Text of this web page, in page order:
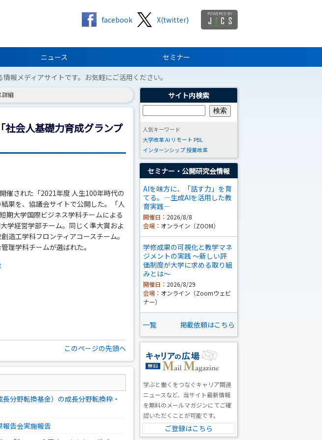
X(twitter)
facebook
ニュース セミナー
報メディアサイトです。お気軽にご活用ください。
詳細
会人基礎力育成グランプ
催された「2021年度 人生100年時代の
果を、協議会サイトで公開した。「人
期大学国際ビジネス学科チームによる
学経営学部チーム。同じく準大賞およ
造工学科フロンティアコースチーム。
理学科チームが選ばれた。
このページの先頭へ
分野転換基金）の成長分野転換枠・
告会実施報告
サイト内検索
人気キーワード
大学改革AI リモート PBL
インターンシップ授業改革
セミナー・公開研究会情報
AIを味方に、「話す力」を育
てる。―生成AIを活用した教
育実践―
開催日： 2026/8/8
会場： オンライン（ZOOM）
学修成果の可視化と教学マネ
ジメントの実践 ～新しい評
価制度が大学に求める取り組
みとは～
開催日： 2026/8/29
会場： オンライン（Zoomウェビ
ナー）
一覧 掲載依頼はこちら
学ぶと働くをつなぐキャリア関連
ニュースなど、当サイト最新情報
を無料のメールマガジンにてご確
認いただくことが可能です。
ご登録はこちら